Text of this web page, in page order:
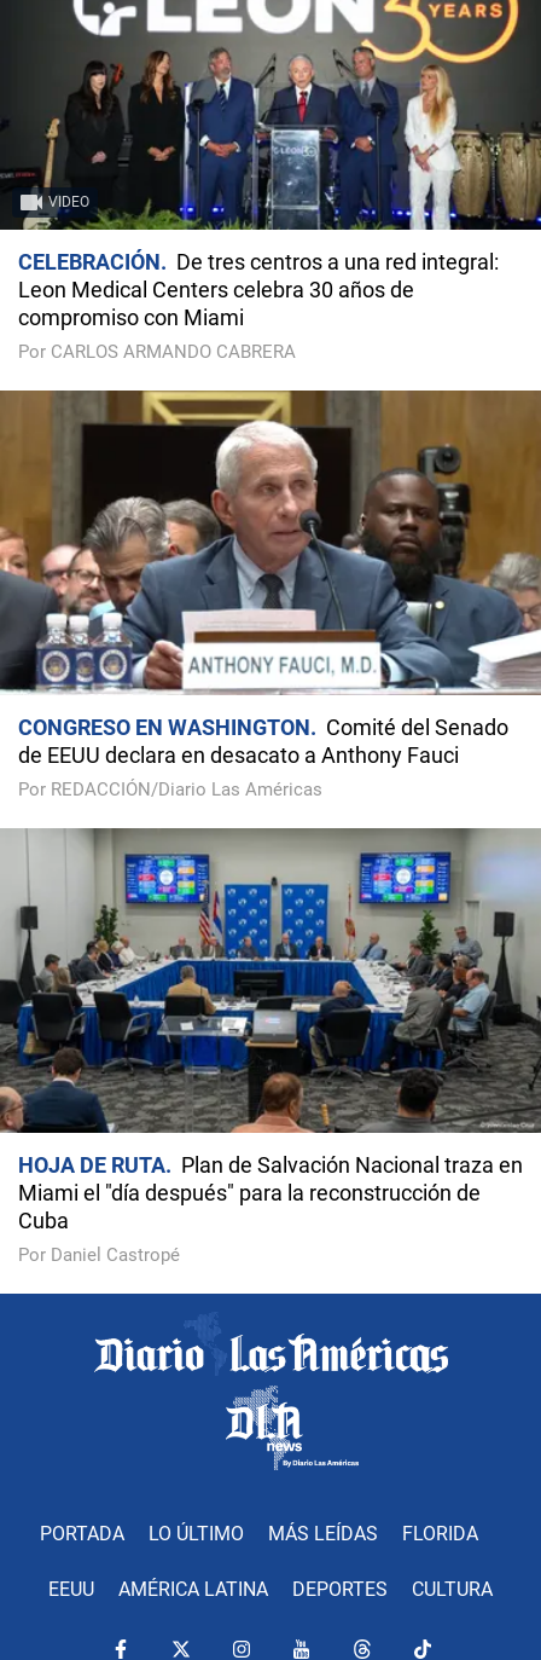
VIDEO
CELEBRACIÓN
De tres centros a una red integral:
Leon Medical Centers celebra 30 años de
compromiso con Miami
Por CARLOS ARMANDO CABRERA
CONGRESO EN WASHINGTON
Comité del Senado
de EEUU declara en desacato a Anthony Fauci
Por REDACCIÓN/Diario Las Américas
HOJA DE RUTA
Plan de Salvación Nacional traza en
Miami el "día después" para la reconstrucción de
Cuba
Por Daniel Castropé
PORTADA LO ÚLTIMO MÁS LEÍDAS FLORIDA
EEUU AMÉRICA LATINA DEPORTES CULTURA